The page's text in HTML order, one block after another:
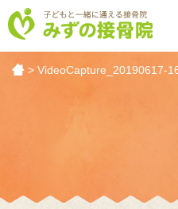
>VideoCapture_20190617-